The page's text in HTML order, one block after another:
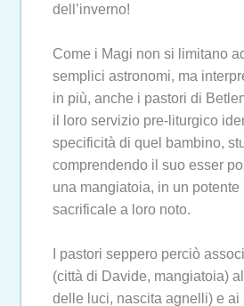
dell’inverno!
Come i Magi non si limitano
semplici astronomi, ma
in più, anche i pastori di
il loro servizio pre-liturgico
specificità di quel bambino,
comprendendo il suo esser
una mangiatoia, in un potente
sacrificale a loro noto.
I pastori seppero perciò
(città di Davide, mangiatoia)
delle luci, nascita agnelli) e ai